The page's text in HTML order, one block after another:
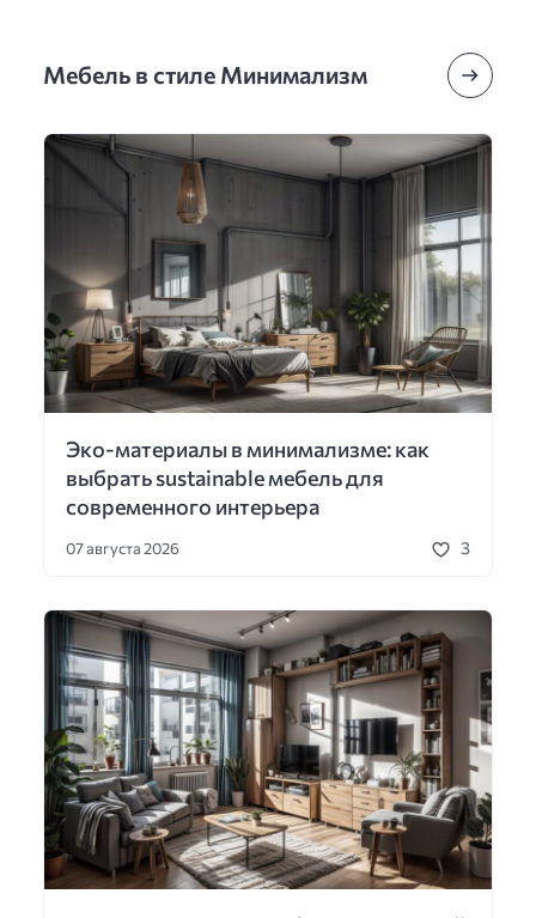
Мебель в стиле Минимализм
Эко-материалы в минимализме: как
выбрать sustainable мебель для
современного интерьера
07 августа 2026 3